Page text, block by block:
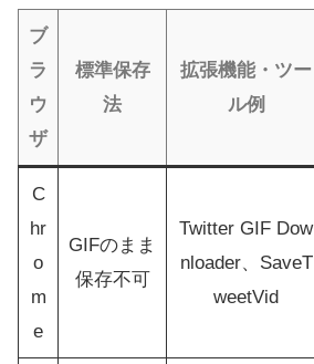
ブ
ラ
ウ
ザ
標準保存
法
拡張機能・ツー
ル例
C
hr
o
m
e
GIFのまま
保存不可
Twitter GIF Dow
nloader、SaveT
weetVid